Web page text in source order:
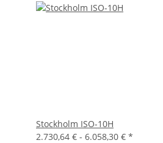
Stockholm ISO-10H
2.730,64 € - 6.058,30 € *